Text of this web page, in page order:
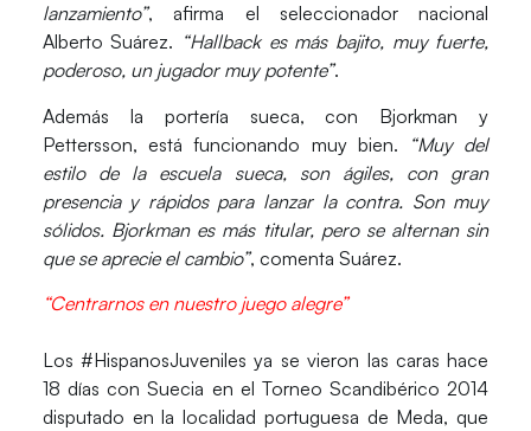
lanzamiento”, afirma el seleccionador nacional
Alberto Suárez. “Hallback es más bajito, muy fuerte,
poderoso, un jugador muy potente”.
Además la portería sueca, con Bjorkman y
Pettersson, está funcionando muy bien.
“Muy del
estilo de la escuela sueca, son ágiles, con gran
presencia y rápidos para lanzar la contra. Son muy
sólidos. Bjorkman es más titular, pero se alternan sin
que se aprecie el cambio”, comenta Suárez.
“Centrarnos en nuestro juego alegre”
Los #HispanosJuveniles ya se vieron las caras hace
18 días con Suecia en el Torneo Scandibérico 2014
disputado en la localidad portuguesa de Meda, que